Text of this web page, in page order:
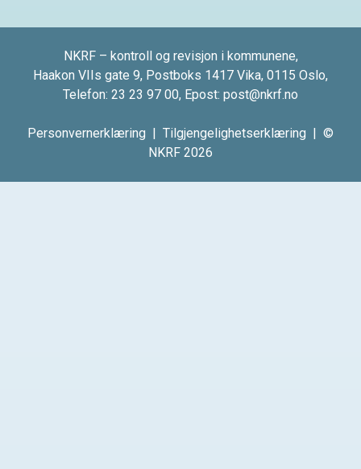
NKRF – kontroll og revisjon i kommunene,
Haakon VIIs gate 9, Postboks 1417 Vika, 0115 Oslo,
Telefon: 23 23 97 00, Epost: post@nkrf.no
Personvernerklæring | Tilgjengelighetserklæring | ©
NKRF 2026